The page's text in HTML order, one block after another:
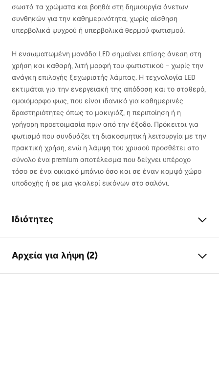
σωστά τα χρώματα και βοηθά στη δημιουργία άνετων
συνθηκών για την καθημερινότητα, χωρίς αίσθηση
υπερβολικά ψυχρού ή υπερβολικά θερμού φωτισμού.
Η ενσωματωμένη μονάδα LED σημαίνει επίσης άνεση στη
χρήση και καθαρή, λιτή μορφή του φωτιστικού – χωρίς την
ανάγκη επιλογής ξεχωριστής λάμπας. Η τεχνολογία LED
εκτιμάται για την ενεργειακή της απόδοση και το σταθερό,
ομοιόμορφο φως, που είναι ιδανικό για καθημερινές
δραστηριότητες όπως το μακιγιάζ, η περιποίηση ή η
γρήγορη προετοιμασία πριν από την έξοδο. Πρόκειται για
φωτισμό που συνδυάζει τη διακοσμητική λειτουργία με την
πρακτική χρήση, ενώ η λάμψη του χρυσού προσθέτει στο
σύνολο ένα premium αποτέλεσμα που δείχνει υπέροχο
τόσο σε ένα οικιακό μπάνιο όσο και σε έναν κομψό χώρο
υποδοχής ή σε μια γκαλερί εικόνων στο σαλόνι.
Ιδιότητες
Τύπος λαμπτήρα
Μήκος (mm)
600mm
Αρχεία για λήψη (2)